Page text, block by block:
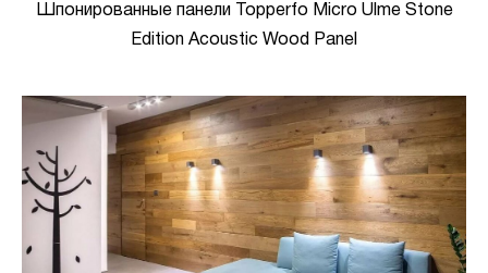
Шпонированные панели Topperfo Micro Ulme Stone
Edition Acoustic Wood Panel